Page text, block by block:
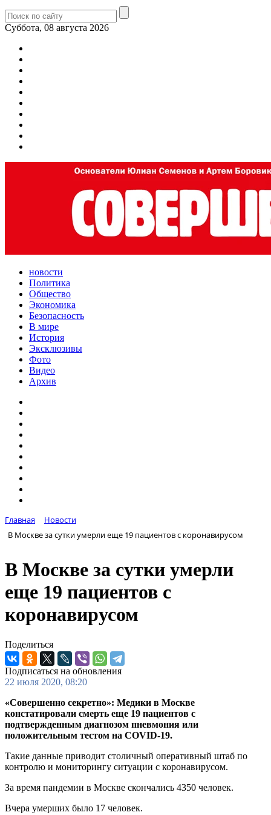
Суббота, 08 августа 2026
новости
Политика
Общество
Экономика
Безопасность
В мире
История
Эксклюзивы
Фото
Видео
Архив
Главная
Новости
В Москве за сутки умерли еще 19 пациентов с коронавирусом
В Москве за сутки умерли
еще 19 пациентов с
коронавирусом
Поделиться
Подписаться на обновления
22 июля 2020, 08:20
«Совершенно секретно»: Медики в Москве
констатировали смерть еще 19 пациентов с
подтвержденным диагнозом пневмония или
положительным тестом на COVID-19.
Такие данные приводит столичный оперативный штаб по
контролю и мониторингу ситуации с коронавирусом.
За время пандемии в Москве скончались 4350 человек.
Вчера умерших было 17 человек.